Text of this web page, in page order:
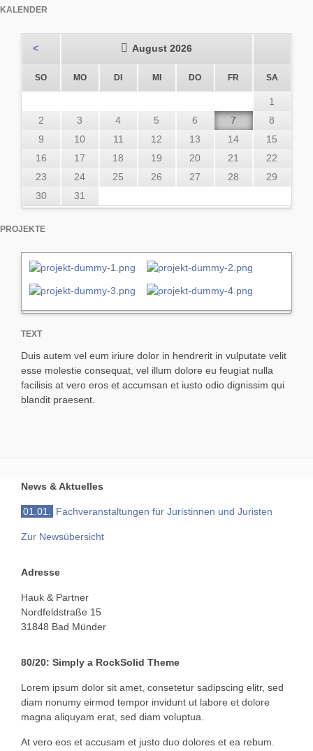
KALENDER
< August 2026
SONNTAGMONTAG DI ENSTAGMI TTWOCHDONNERSTAG
FR SAMSTAG
1
2
3 4 5 6 7
8
9
10 11 12 13 14
15
16
17 18 19 20 21
22
23
24 25 26 27 28
29
30
31
PROJEKTE
TEXT
Duis autem vel eum iriure dolor in hendrerit in vulputate velit
esse molestie consequat, vel illum dolore eu feugiat nulla
facilisis at vero eros et accumsan et iusto odio dignissim qui
blandit praesent.
News & Aktuelles
01.01. Fachveranstaltungen für Juristinnen und Juristen
Zur Newsübersicht
Adresse
Hauk & Partner
Nordfeldstraße 15
31848 Bad Münder
80/20: Simply a RockSolid Theme
Lorem ipsum dolor sit amet, consetetur sadipscing elitr, sed
diam nonumy eirmod tempor invidunt ut labore et dolore
magna aliquyam erat, sed diam voluptua.
At vero eos et accusam et justo duo dolores et ea rebum.